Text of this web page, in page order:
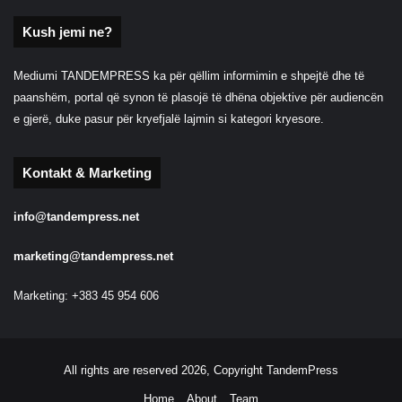
Kush jemi ne?
Mediumi TANDEMPRESS ka për qëllim informimin e shpejtë dhe të
paanshëm, portal që synon të plasojë të dhëna objektive për audiencën
e gjerë, duke pasur për kryefjalë lajmin si kategori kryesore.
Kontakt & Marketing
info@tandempress.net
marketing@tandempress.net
Marketing: +383 45 954 606
All rights are reserved 2026, Copyright TandemPress
Home About Team